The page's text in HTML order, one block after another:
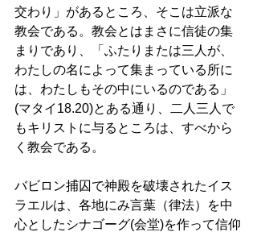
交わり」があるところ、そこは立派な
教会である。教会とはまさに信徒の集
まりであり、「ふたりまたは三人が、
わたしの名によって集まっている所に
は、わたしもその中にいるのである」
(マタイ18.20)とある通り、二人三人で
もキリストに与るところは、すべから
く教会である。
バビロン捕囚で神殿を破壊されたイス
ラエルは、各地にみ言葉（律法）を中
心としたシナゴーグ(会堂)を作って信仰